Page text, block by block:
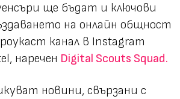
ще бъдат и ключови
на онлайн общност
канал в Instagram
наречен Digital Scouts Squad.
новини, свързани с